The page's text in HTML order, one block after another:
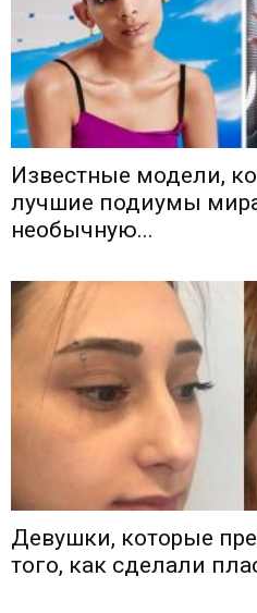
Известные модели,
лучшие подиумы
необычную...
Девушки, которые
того, как сделали